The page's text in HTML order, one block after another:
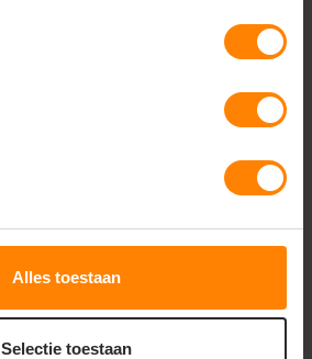
Alles toestaan
Selectie toestaan